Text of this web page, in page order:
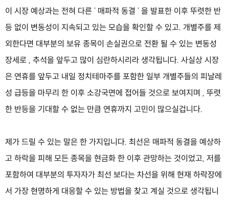
이 시장 예상과는 전혀 다른 ' 매파적 동결 ' 을 발표한 이후 뚜렷한 반
등 없이 변동성이 지속되고 있는 모습을 확인할 수 있고. 개별주를 제
외한다면 대부분의 보유 종목이 손실권으로 전환 될 수 있는 변동성
장세로 , 추석을 앞두고 많이 심란하시리라 생각됩니다. 사실상 시장
은 연휴를 앞두고 내일 정치테마주를 포함한 일부 개별주들의 피날레
성 급등을 마무리 한 이후 소강국면에 접어들 것으로 보여지며 , 뚜렷
한 반등을 기대할 수 없는 만큼 연휴까지 고민이 많으실겁니다.
제가 드릴 수 있는 말은 한 가지입니다. 최선은 매파적 동결을 예상하
고 하락을 피해 모든 종목을 현금화 한 이후 관망하는 것이었고, 저를
포함하여 대부분의 투자자가 최선 보다는 차선을 위해 현재 하락장에
서 가장 현명하게 대응할 수 있는 방법을 찾고 계실 것으로 생각됩니